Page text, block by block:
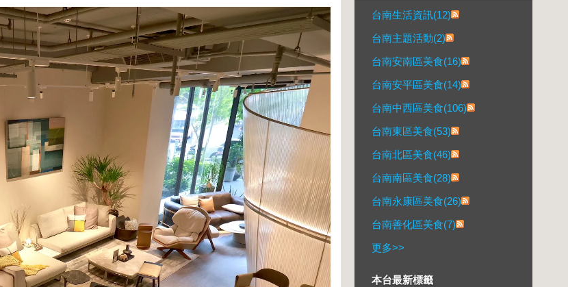
台南生活資訊(12)
台南主題活動(2)
台南安南區美食(16)
台南安平區美食(14)
台南中西區美食(106)
台南東區美食(53)
台南北區美食(46)
台南南區美食(28)
台南永康區美食(26)
台南善化區美食(7)
更多>>
本台最新標籤